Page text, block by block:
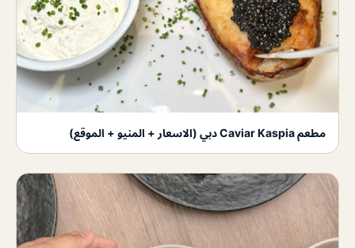
مطعم Caviar Kaspia دبي (الاسعار + المنيو + الموقع)